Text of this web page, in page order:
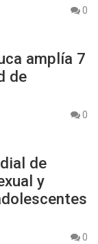
0
amplía 7
de
0
de
y
0